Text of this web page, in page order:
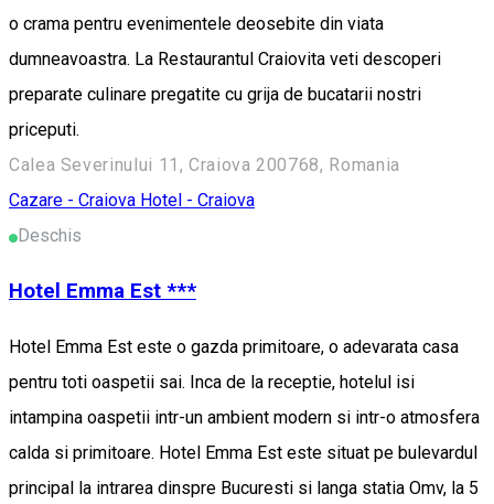
o crama pentru evenimentele deosebite din viata
dumneavoastra. La Restaurantul Craiovita veti descoperi
preparate culinare pregatite cu grija de bucatarii nostri
priceputi.
Calea Severinului 11, Craiova 200768, Romania
Cazare - Craiova Hotel - Craiova
Deschis
Hotel Emma Est ***
Hotel Emma Est este o gazda primitoare, o adevarata casa
pentru toti oaspetii sai. Inca de la receptie, hotelul isi
intampina oaspetii intr-un ambient modern si intr-o atmosfera
calda si primitoare. Hotel Emma Est este situat pe bulevardul
principal la intrarea dinspre Bucuresti si langa statia Omv, la 5